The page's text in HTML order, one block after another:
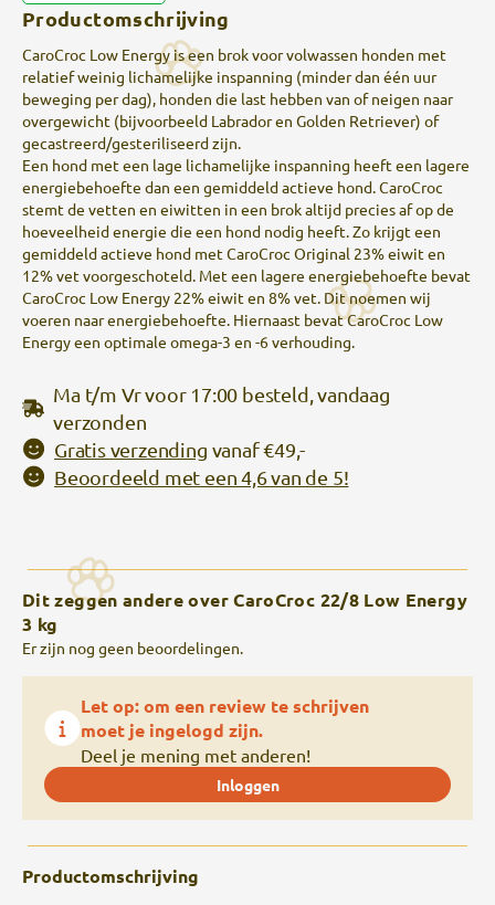
Productomschrijving
CaroCroc Low Energy is een brok voor volwassen honden met
relatief weinig lichamelijke inspanning (minder dan één uur
beweging per dag), honden die last hebben van of neigen naar
overgewicht (bijvoorbeeld Labrador en Golden Retriever) of
gecastreerd/gesteriliseerd zijn.
Een hond met een lage lichamelijke inspanning heeft een lagere
energiebehoefte dan een gemiddeld actieve hond. CaroCroc
stemt de vetten en eiwitten in een brok altijd precies af op de
hoeveelheid energie die een hond nodig heeft. Zo krijgt een
gemiddeld actieve hond met CaroCroc Original 23% eiwit en
12% vet voorgeschoteld. Met een lagere energiebehoefte bevat
CaroCroc Low Energy 22% eiwit en 8% vet. Dit noemen wij
voeren naar energiebehoefte. Hiernaast bevat CaroCroc Low
Energy een optimale omega-3 en -6 verhouding.
Ma t/m Vr voor 17:00 besteld, vandaag
verzonden
Gratis verzending vanaf €49,-
Beoordeeld met een 4,6 van de 5!
Dit zeggen andere over CaroCroc 22/8 Low Energy
3 kg
Er zijn nog geen beoordelingen.
Let op: om een review te schrijven
moet je ingelogd zijn.
Deel je mening met anderen!
Inloggen
Productomschrijving